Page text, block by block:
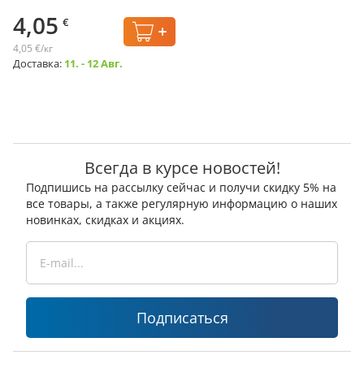
4,05 €
4,05 €/кг
Доставка: 11. - 12 Авг.
Всегда в курсе новостей!
Подпишись на рассылку сейчас и получи скидку 5% на
все товары, а также регулярную информацию о наших
новинках, скидках и акциях.
Подписаться